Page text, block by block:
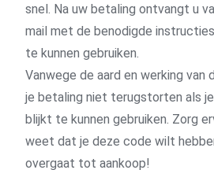
snel. Na uw betaling ontvangt u
mail met de benodigde
te kunnen gebruiken.
Vanwege de aard en werking van
je betaling niet terugstorten als
blijkt te kunnen gebruiken. Zorg
weet dat je deze code wilt
overgaat tot aankoop!